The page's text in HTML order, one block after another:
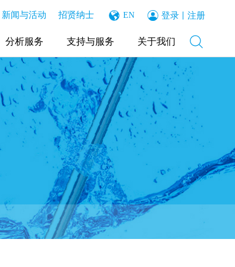
新闻与活动 招贤纳士 EN 登录 注册
分析服务 支持与服务 关于我们